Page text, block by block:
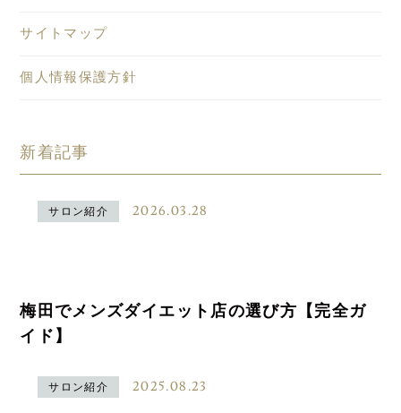
サイトマップ
個人情報保護方針
新着記事
サロン紹介 2026.03.28
梅田でメンズダイエット店の選び方【完全ガ
イド】
サロン紹介 2025.08.23